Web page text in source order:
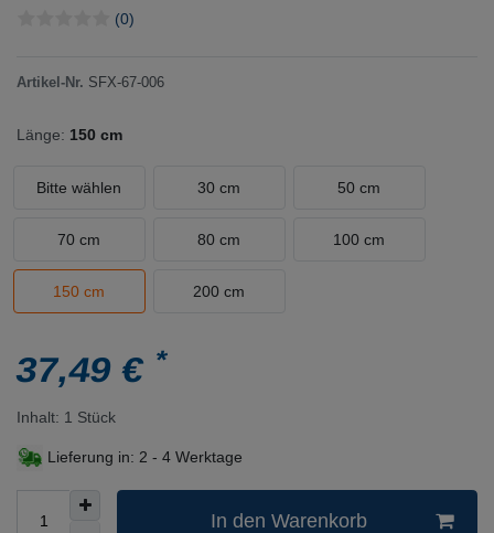
(0)
Artikel-Nr. SFX-67-006
Länge: 150 cm
Bitte wählen 30 cm 50 cm
70 cm 80 cm 100 cm
150 cm 200 cm
37,49 €*
Inhalt: 1 Stück
Lieferung in: 2 - 4 Werktage
In den Warenkorb